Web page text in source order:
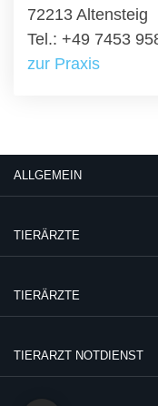
72213 Altensteig
Tel.: +49 7453
zur Praxis
ALLGEMEIN
TIERÄRZTE
TIERÄRZTE
TIERARZT NOTDIENST